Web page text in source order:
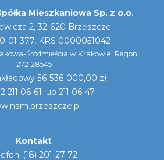
Mieszkaniowa Sp. z o.o.
2, 32-620 Brzeszcze
01-377, KRS 0000051042
Śródmieścia w Krakowie, Regon:
272128545
56 536 000,00 zł
211 06 61 lub 211 06 47
Kontakt
(18) 201-27-72